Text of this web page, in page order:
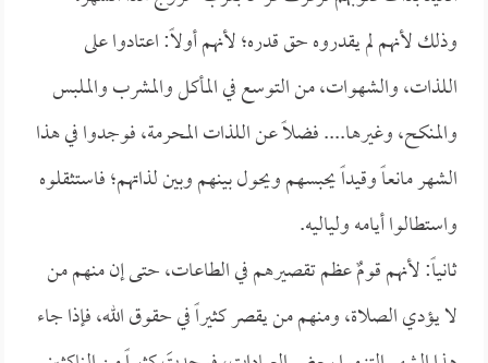
وذلك لأنهم لم يقدروه حق قدره؛ لأنهم أولاً: اعتادوا على
اللذات، والشهوات، من التوسع في المأكل والمشرب والملبس
والمنكح، وغيرها.... فضلاً عن اللذات المحرمة، فوجدوا في هذا
الشهر مانعاً وقيداً يحبسهم ويحول بينهم وبين لذاتهم؛ فاستثقلوه
واستطالوا أيامه ولياليه.
ثانياً: لأنهم قومٌ عظم تقصيرهم في الطاعات، حتى إن منهم من
لا يؤدي الصلاة، ومنهم من يقصر كثيراً في حقوق الله، فإذا جاء